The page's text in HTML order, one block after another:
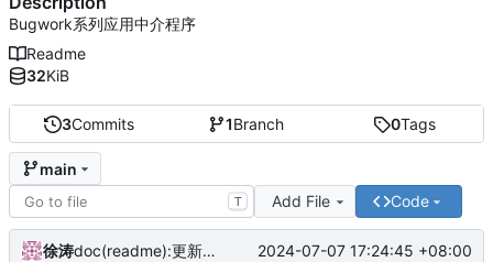
3Commits 1Branch 0Tags
main
T Add File Code
徐涛 doc(readme):更新介绍文档。 2024-07-07 17:24:45 +08:00
Bugwork系列应用中介程序
Readme
32KiB